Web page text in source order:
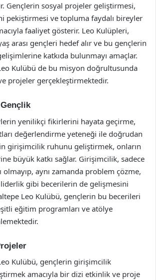
Gençlerin sosyal projeler geliştirmesi,
pekiştirmesi ve topluma faydalı bireyler
faaliyet gösterir. Leo Kulüpleri,
arası gençleri hedef alır ve bu gençlerin
katkıda bulunmayı amaçlar.
Kulübü de bu misyon doğrultusunda
projeler gerçekleştirmektedir.
yenilikçi fikirlerini hayata geçirme,
değerlendirme yeteneği ile doğrudan
girişimcilik ruhunu geliştirmek, onların
büyük katkı sağlar. Girişimcilik, sadece
olmayıp, aynı zamanda problem çözme,
gibi becerilerin de gelişmesini
Leo Kulübü, gençlerin bu becerileri
eğitim programları ve atölye
Kulübü, gençlerin girişimcilik
amacıyla bir dizi etkinlik ve proje